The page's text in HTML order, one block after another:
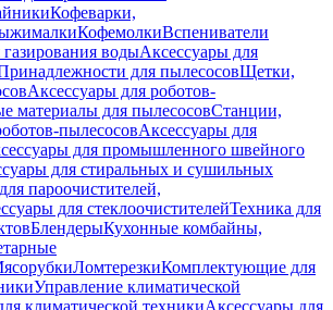
Кофеварки,
КофемолкиВспениватели
водыАксессуары для
для пылесосовЩетки,
Аксессуары для роботов-
материалы для пылесосовСтанции,
пылесосовАксессуары для
для промышленного швейного
для стиральных и сушильных
пароочистителей,
для стеклоочистителейТехника для
БлендерыКухонные комбайны,
ЛомтерезкиКомплектующие для
Управление климатической
климатической техникиАксессуары для